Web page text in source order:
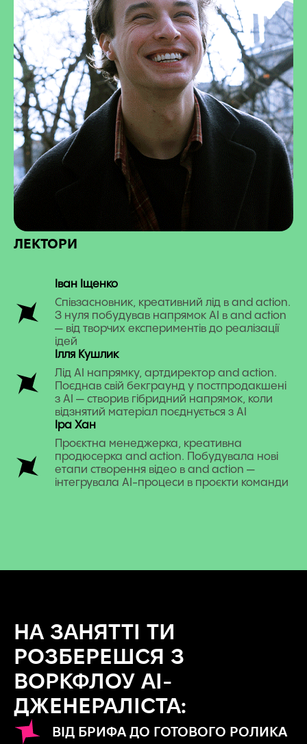
ЛЕКТОРИ
Іван Іщенко
Співзасновник, креативний лід в and action.
З нуля побудував напрямок AI в and action
— від творчих експериментів до реалізації
ідей
Ілля Кушлик
Лід АІ напрямку, артдиректор and action.
Поєднав свій бекграунд у постпродакшені
з AI — створив гібридний напрямок, коли
відзнятий матеріал поєднується з AI
Іра Хан
Проєктна менеджерка, креативна
продюсерка and action. Побудувала нові
етапи створення відео в and action —
інтегрувала AI-процеси в проєкти команди
НА ЗАНЯТТІ ТИ
РОЗБЕРЕШСЯ З
ВОРКФЛОУ AI-
ДЖЕНЕРАЛІСТА:
ВІД БРИФА ДО ГОТОВОГО РОЛИКА